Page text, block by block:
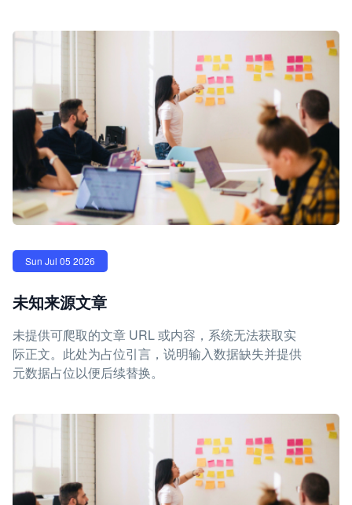
Sun Jul 05 2026
未知来源文章
未提供可爬取的文章 URL 或内容，系统无法获取实
际正文。此处为占位引言，说明输入数据缺失并提供
元数据占位以便后续替换。